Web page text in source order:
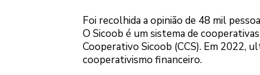
Foi recolhida a opinião de 48 mil
O Sicoob é um sistema de
Cooperativo Sicoob (CCS). Em 2022,
cooperativismo financeiro.